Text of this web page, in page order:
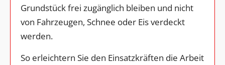
Grundstück frei zugänglich bleiben und nicht
von Fahrzeugen, Schnee oder Eis verdeckt
werden.
So erleichtern Sie den Einsatzkräften die Arbeit